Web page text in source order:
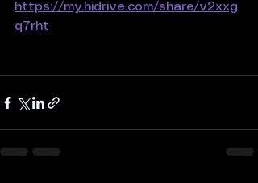
https://my.hidrive.com/share/v2xxg
q7rht